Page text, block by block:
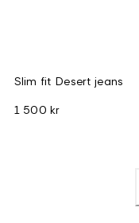
Slim fit Desert jeans
1 500 kr